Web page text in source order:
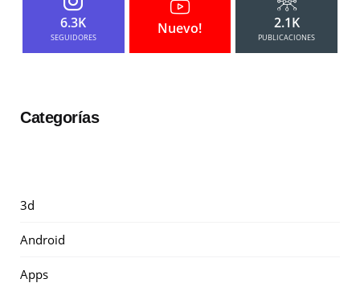
6.3K
SEGUIDORES
Nuevo! 2.1K
PUBLICACIONES
Categorías
3d
Android
Apps